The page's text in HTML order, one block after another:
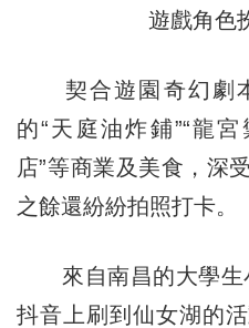
遊戲角色
契合遊園奇幻劇本
的“天庭油炸鋪”“龍
店”等商業及美食，深
之餘還紛紛拍照打卡。
來自南昌的大學生
抖音上刷到仙女湖的